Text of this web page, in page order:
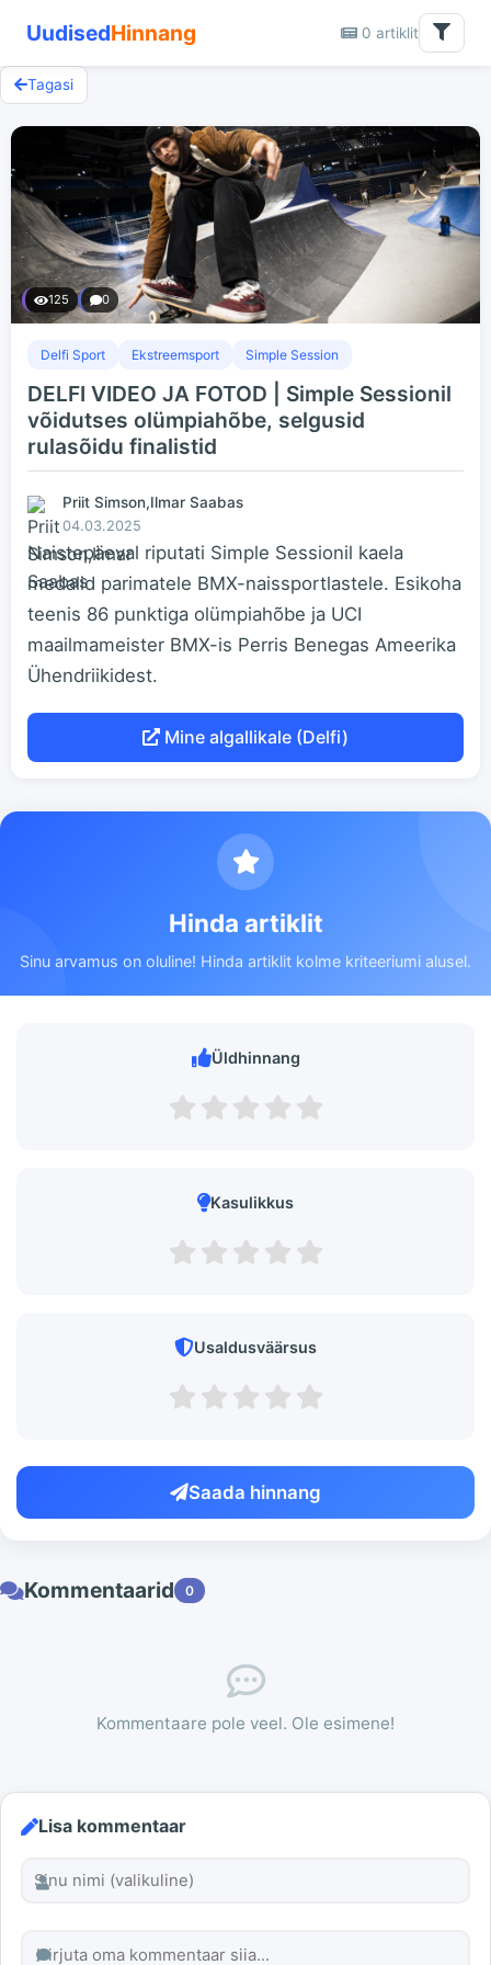
UudisedHinnang 0 artiklit
Tagasi
125 0
Delfi Sport Ekstreemsport Simple Session
DELFI VIDEO JA FOTOD | Simple Sessionil
võidutses olümpiahõbe, selgusid
rulasõidu finalistid
Priit Simson,Ilmar Saabas
04.03.2025
Naistepäeval riputati Simple Sessionil kaela
medalid parimatele BMX-naissportlastele. Esikoha
teenis 86 punktiga olümpiahõbe ja UCI
maailmameister BMX-is Perris Benegas Ameerika
Ühendriikidest.
Mine algallikale (Delfi)
Hinda artiklit
Sinu arvamus on oluline! Hinda artiklit kolme kriteeriumi alusel.
Üldhinnang
Kasulikkus
Usaldusväärsus
Saada hinnang
Kommentaarid 0
Kommentaare pole veel. Ole esimene!
Lisa kommentaar